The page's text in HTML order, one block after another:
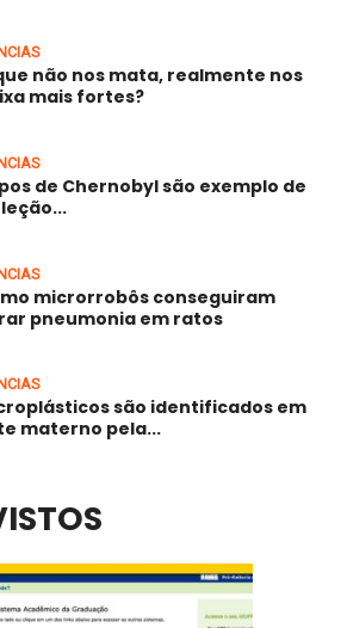
não nos mata, realmente nos
mais fortes?
de Chernobyl são exemplo de
microrrobôs conseguiram
pneumonia em ratos
são identificados em
materno pela...